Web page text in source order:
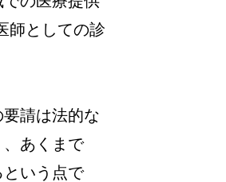
師としての診
請は法的な
、あくまで
という点で